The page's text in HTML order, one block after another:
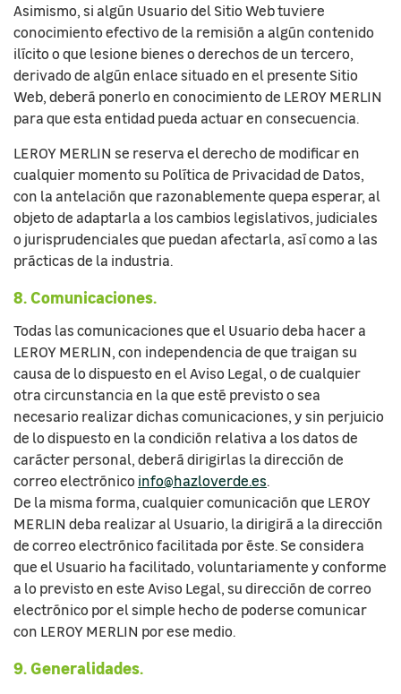
Asimismo, si algún Usuario del Sitio Web tuviere
conocimiento efectivo de la remisión a algún contenido
ilícito o que lesione bienes o derechos de un tercero,
derivado de algún enlace situado en el presente Sitio
Web, deberá ponerlo en conocimiento de LEROY MERLIN
para que esta entidad pueda actuar en consecuencia.
LEROY MERLIN se reserva el derecho de modificar en
cualquier momento su Política de Privacidad de Datos,
con la antelación que razonablemente quepa esperar, al
objeto de adaptarla a los cambios legislativos, judiciales
o jurisprudenciales que puedan afectarla, así como a las
prácticas de la industria.
8. Comunicaciones.
Todas las comunicaciones que el Usuario deba hacer a
LEROY MERLIN, con independencia de que traigan su
causa de lo dispuesto en el Aviso Legal, o de cualquier
otra circunstancia en la que esté previsto o sea
necesario realizar dichas comunicaciones, y sin perjuicio
de lo dispuesto en la condición relativa a los datos de
carácter personal, deberá dirigirlas la dirección de
correo electrónico info@hazloverde.es.
De la misma forma, cualquier comunicación que LEROY
MERLIN deba realizar al Usuario, la dirigirá a la dirección
de correo electrónico facilitada por éste. Se considera
que el Usuario ha facilitado, voluntariamente y conforme
a lo previsto en este Aviso Legal, su dirección de correo
electrónico por el simple hecho de poderse comunicar
con LEROY MERLIN por ese medio.
9. Generalidades.